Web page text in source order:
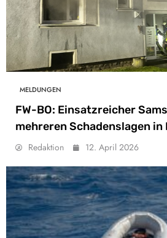
MELDUNGEN
FW-BO: Einsatzreicher
mehreren Schadenslagen in
Redaktion 12. April 2026